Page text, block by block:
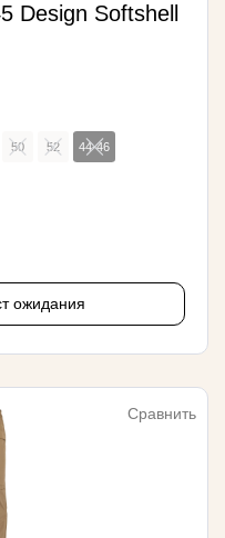
Design Softshell
50 52 44-46
ожидания
Сравнить